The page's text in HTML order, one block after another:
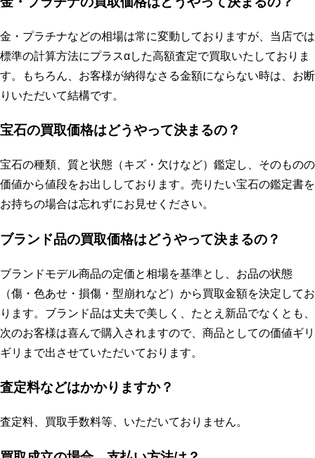
金・プラチナなどの相場は常に変動しておりますが、当店では
標準の計算方法にプラスαした高額査定で買取いたしておりま
す。もちろん、お客様が納得なさる金額にならない時は、お断
りいただいて結構です。
宝石の買取価格はどうやって決まるの？
宝石の種類、質と状態（キズ・欠けなど）鑑定し、そのものの
価値から値段をお出ししております。売りたい宝石の鑑定書を
お持ちの場合は忘れずにお見せください。
ブランド品の買取価格はどうやって決まるの？
ブランドモデル商品の定価と相場を基準とし、お品の状態
（傷・色あせ・損傷・型崩れなど）から買取金額を決定してお
ります。ブランド品は丈夫で美しく、たとえ新品でなくとも、
次のお客様は喜んで購入されますので、商品としての価値ギリ
ギリまで出させていただいております。
査定料などはかかりますか？
査定料、買取手数料等、いただいておりません。